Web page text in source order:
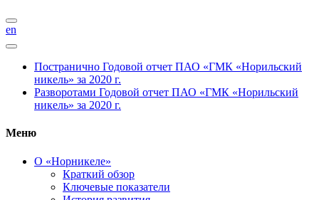
en
Постранично Годовой отчет ПАО «ГМК «Норильский
никель» за 2020 г.
Разворотами Годовой отчет ПАО «ГМК «Норильский
никель» за 2020 г.
Меню
О «Норникеле»
Краткий обзор
Ключевые показатели